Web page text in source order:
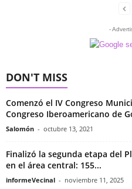
-
DON'T MISS
Comenzó el IV Congreso
Congreso Iberoamericano de
Salomón - octubre 13, 2021
Finalizó la segunda etapa del
en el área central: 155...
informeVecinal - noviembre 11, 2025